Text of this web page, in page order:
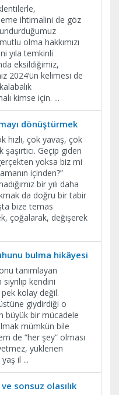
ihtimalini de göz
olma hakkımızı
yıla temkinli
eksildiğimiz,
2024’ün kelimesi de
kimse için. ...
dönüştürmek
hızlı, çok yavaş, çok
Geçip giden
yoksa biz mi
içinden?”
bir yılı daha
da doğru bir tabir
bize temas
çoğalarak, değişerek
bulma hikâyesi
tanımlayan
kendini
kolay değil.
giydirdiği o
büyük bir mücadele
mümkün bile
de “her şey” olması
yüklenen
yaş il ...
sonsuz olasılık